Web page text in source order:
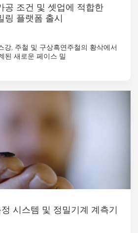
공 조건 및 셋업에 적합한
링 플랫폼 출시
강, 주철 및 구상흑연주철의 황삭에서
된 새로운 페이스 밀
시스템 및 정밀기계 계측기